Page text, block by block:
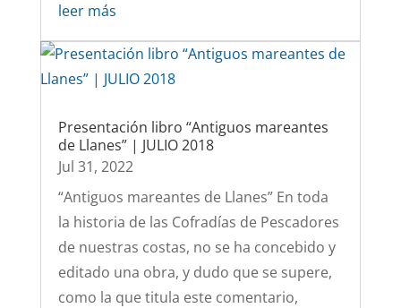
leer más
Presentación libro “Antiguos mareantes
de Llanes” | JULIO 2018
Jul 31, 2022
“Antiguos mareantes de Llanes” En toda
la historia de las Cofradías de Pescadores
de nuestras costas, no se ha concebido y
editado una obra, y dudo que se supere,
como la que titula este comentario,